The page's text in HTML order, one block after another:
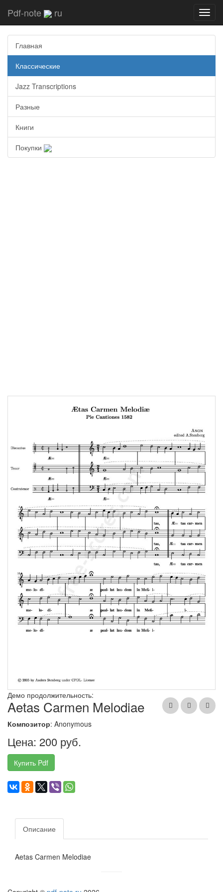
Pdf-note ru
Главная
Классические
Jazz Transcriptions
Разные
Книги
Покупки
Демо продолжительность:
Aetas Carmen Melodiae
Композитор: Anonymous
Цена: 200 руб.
Купить Pdf
Описание
Aetas Carmen Melodiae